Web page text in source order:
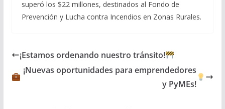
superó los $22 millones, destinados al Fondo de
Prevención y Lucha contra Incendios en Zonas Rurales.
¡Estamos ordenando nuestro tránsito!
¡Nuevas oportunidades para emprendedores
y PyMEs!